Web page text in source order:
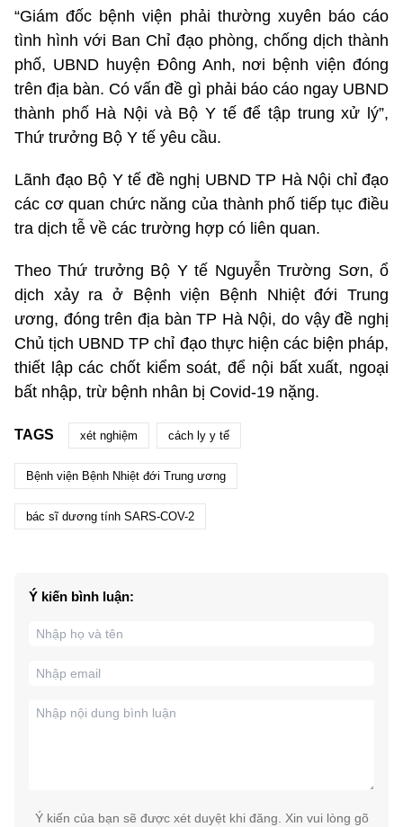
“Giám đốc bệnh viện phải thường xuyên báo cáo
tình hình với Ban Chỉ đạo phòng, chống dịch thành
phố, UBND huyện Đông Anh, nơi bệnh viện đóng
trên địa bàn. Có vấn đề gì phải báo cáo ngay UBND
thành phố Hà Nội và Bộ Y tế để tập trung xử lý”,
Thứ trưởng Bộ Y tế yêu cầu.
Lãnh đạo Bộ Y tế đề nghị UBND TP Hà Nội chỉ đạo
các cơ quan chức năng của thành phố tiếp tục điều
tra dịch tễ về các trường hợp có liên quan.
Theo Thứ trưởng Bộ Y tế Nguyễn Trường Sơn, ổ
dịch xảy ra ở Bệnh viện Bệnh Nhiệt đới Trung
ương, đóng trên địa bàn TP Hà Nội, do vậy đề nghị
Chủ tịch UBND TP chỉ đạo thực hiện các biện pháp,
thiết lập các chốt kiểm soát, để nội bất xuất, ngoại
bất nhập, trừ bệnh nhân bị Covid-19 nặng.
TAGS xét nghiệm cách ly y tế
Bệnh viện Bệnh Nhiệt đới Trung ương
bác sĩ dương tính SARS-COV-2
Ý kiến bình luận:
Ý kiến của bạn sẽ được xét duyệt khi đăng. Xin vui lòng gõ